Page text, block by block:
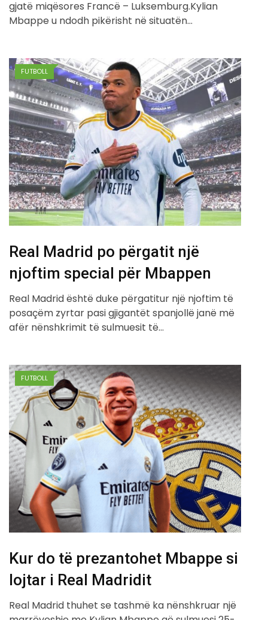
gjatë miqësores Francë – Luksemburg.Kylian
Mbappe u ndodh pikërisht në situatën…
FUTBOLL
Real Madrid po përgatit një
njoftim special për Mbappen
Real Madrid është duke përgatitur një njoftim të
posaçëm zyrtar pasi gjigantët spanjollë janë më
afër nënshkrimit të sulmuesit të…
FUTBOLL
Kur do të prezantohet Mbappe si
lojtar i Real Madridit
Real Madrid thuhet se tashmë ka nënshkruar një